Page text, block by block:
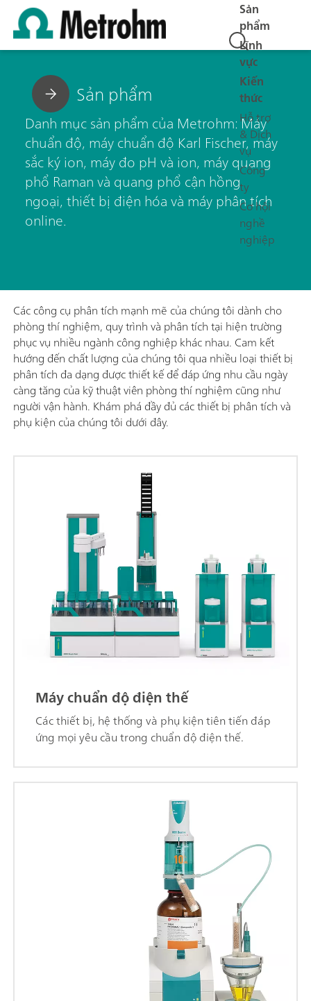
Sản
phẩm
Lĩnh
vực
Kiến
thức
Hỗ trợ
& Dịch
vụ
Công
ty
Cơ hội
nghề
nghiệp
Sản phẩm
Danh mục sản phẩm của Metrohm: Máy
chuẩn độ, máy chuẩn độ Karl Fischer, máy
sắc ký ion, máy đo pH và ion, máy quang
phổ Raman và quang phổ cận hồng
ngoại, thiết bị điện hóa và máy phân tích
online.
Các công cụ phân tích mạnh mẽ của chúng tôi dành cho
phòng thí nghiệm, quy trình và phân tích tại hiện trường
phục vụ nhiều ngành công nghiệp khác nhau. Cam kết
hướng đến chất lượng của chúng tôi qua nhiều loại thiết bị
phân tích đa dạng được thiết kế để đáp ứng nhu cầu ngày
càng tăng của kỹ thuật viên phòng thí nghiệm cũng như
người vận hành. Khám phá đầy đủ các thiết bị phân tích và
phụ kiện của chúng tôi dưới đây.
Máy chuẩn độ điện thế
Các thiết bị, hệ thống và phụ kiện tiên tiến đáp
ứng mọi yêu cầu trong chuẩn độ điện thế.